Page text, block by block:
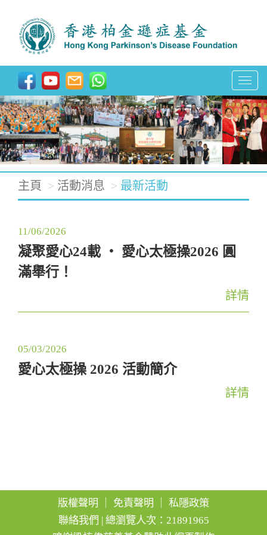
T
o
g
g
l
n
a
t
主頁 活動消息 最新活動
11/06/2026
凝聚愛心24載 ‧ 愛心太極操2026 圓
滿舉行！
詳情
05/03/2026
愛心太極操 2026 活動簡介
詳情
版權聲明 免責聲明
私隱政策
聯絡我們 | 總瀏覽人次：21891965